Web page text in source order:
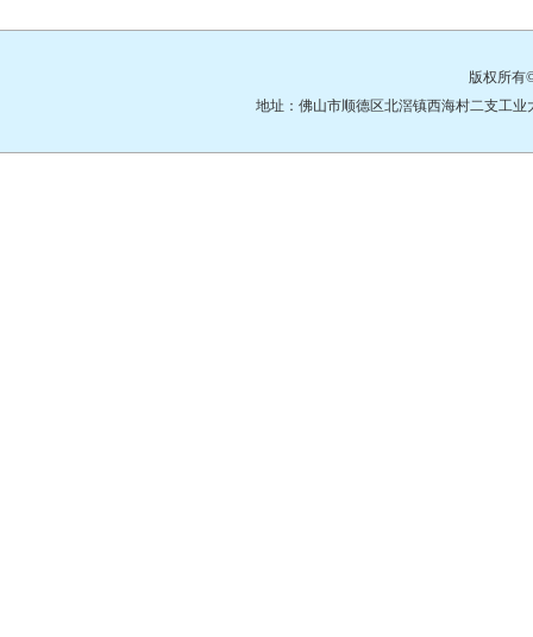
版权所有
地址：佛山市顺德区北滘镇西海村二支工